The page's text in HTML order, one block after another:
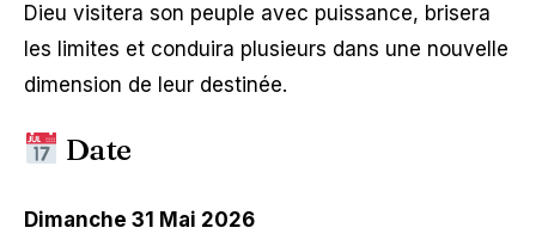
Dieu visitera son peuple avec puissance, brisera
les limites et conduira plusieurs dans une nouvelle
dimension de leur destinée.
Date
Dimanche 31 Mai 2026